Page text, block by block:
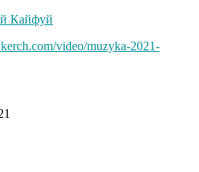
Кайфуй
video/muzyka-2021-